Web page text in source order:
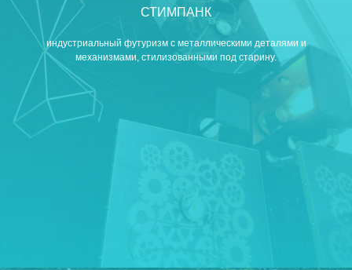
СТИМПАНК
индустриальный футуризм с металлическими деталями и
механизмами, стилизованными под старину.